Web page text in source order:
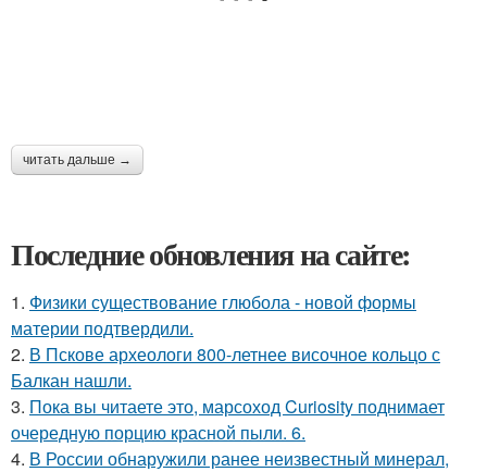
читать дальше →
Последние обновления на сайте:
1. Физики существование глюбола - новой формы
материи подтвердили.
2. В Пскове археологи 800-летнее височное кольцо с
Балкан нашли.
3. Пока вы читаете это, марсоход Curiosity поднимает
очередную порцию красной пыли. 6.
4. В России обнаружили ранее неизвестный минерал,